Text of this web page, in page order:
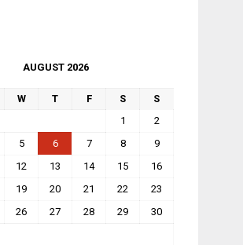
AUGUST 2026
W T F S
S
1
2
5 6 7 8
9
12 13 14 15
16
19 20 21 22
23
26 27 28 29
30